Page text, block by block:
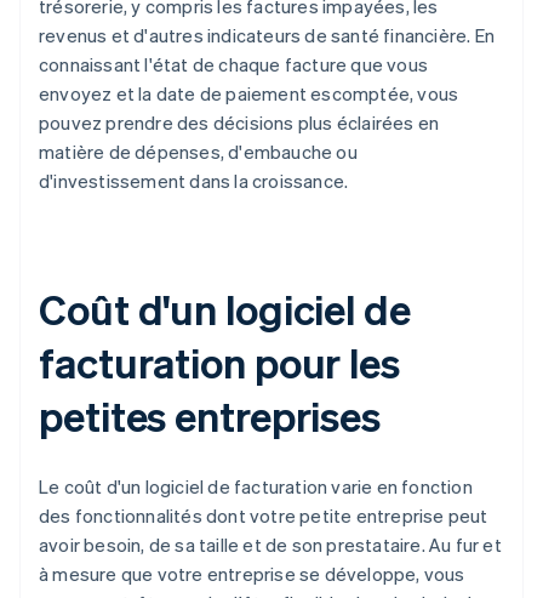
trésorerie, y compris les factures impayées, les
revenus et d'autres indicateurs de santé financière. En
connaissant l'état de chaque facture que vous
envoyez et la date de paiement escomptée, vous
pouvez prendre des décisions plus éclairées en
matière de dépenses, d'embauche ou
d'investissement dans la croissance.
Coût d'un logiciel de
facturation pour les
petites entreprises
Le coût d'un logiciel de facturation varie en fonction
des fonctionnalités dont votre petite entreprise peut
avoir besoin, de sa taille et de son prestataire. Au fur et
à mesure que votre entreprise se développe, vous